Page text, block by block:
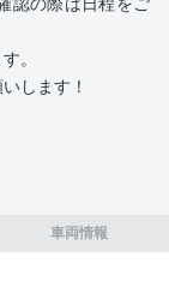
車両情報
。
します！